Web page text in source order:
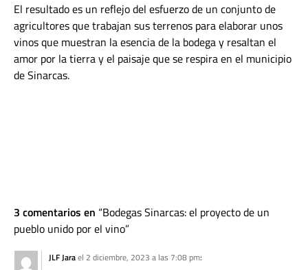
El resultado es un reflejo del esfuerzo de un conjunto de
agricultores que trabajan sus terrenos para elaborar unos
vinos que muestran la esencia de la bodega y resaltan el
amor por la tierra y el paisaje que se respira en el municipio
de Sinarcas.
3 comentarios en Bodegas Sinarcas: el proyecto de un
pueblo unido por el vino
JLF Jarael 2 diciembre, 2023 a las 7:08 pm: